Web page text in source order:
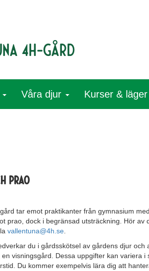
4H-gård
Våra djur Kurser & läger
Prao
tar emot praktikanter från gymnasium
prao, dock i begränsad utsträckning. Hör av
vallentuna@4h.se
du i gårdsskötsel av gårdens djur och
en visningsgård. Dessa uppgifter kan variera i
Du kommer exempelvis lära dig att